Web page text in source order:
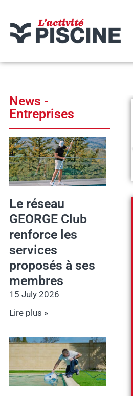
News -
Entreprises
Le réseau
GEORGE Club
renforce les
services
proposés à ses
membres
15 July 2026
Lire plus »